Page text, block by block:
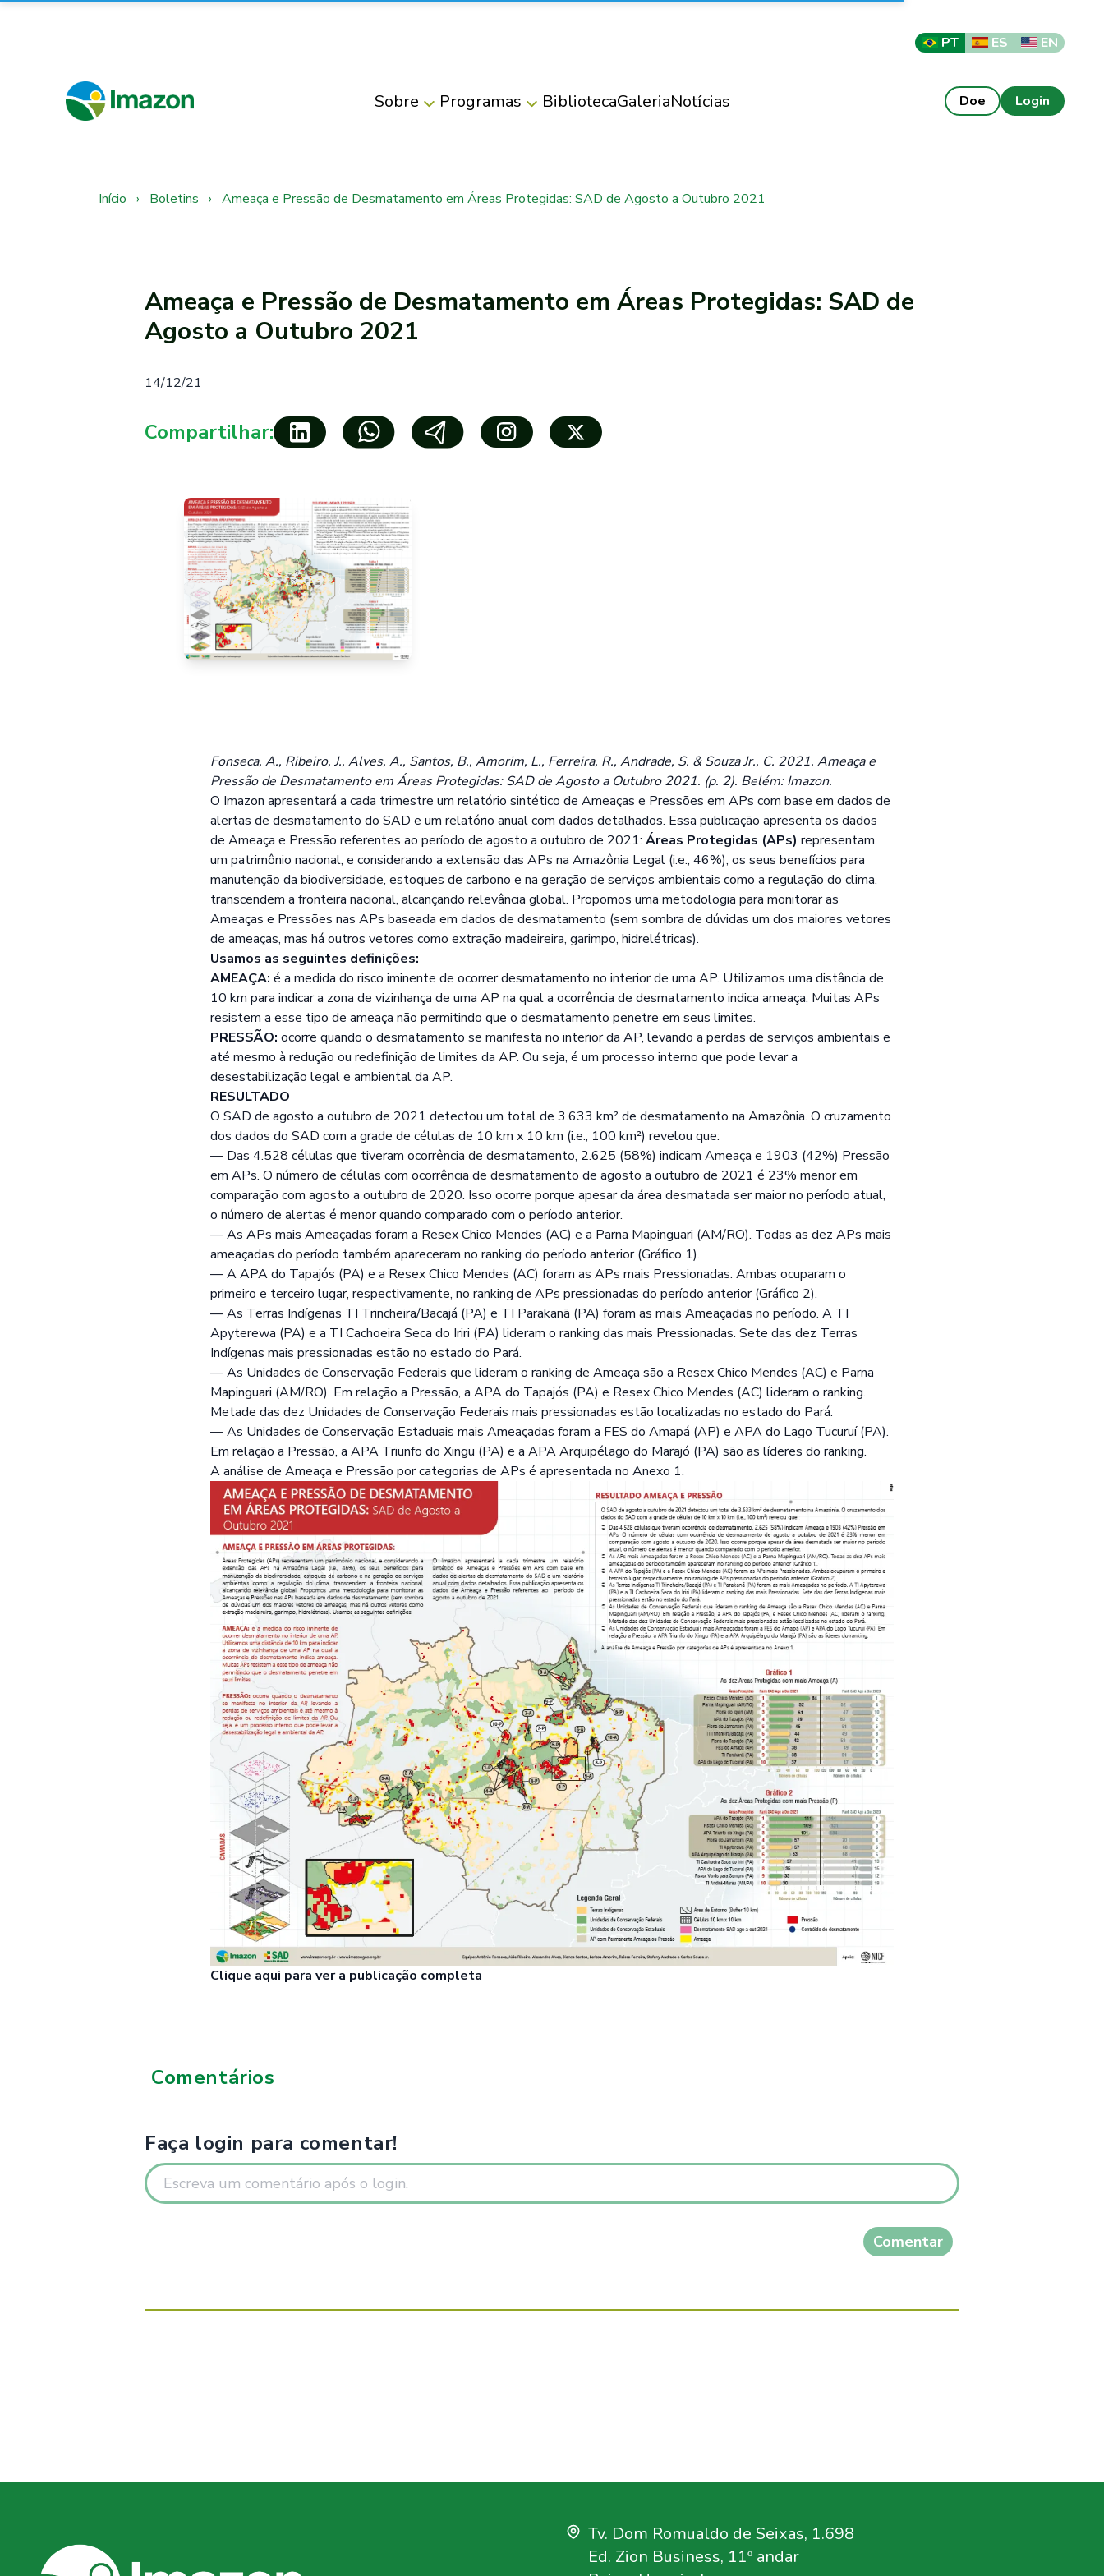
PT ES EN
Sobre Programas BibliotecaGaleriaNotícias Doe Login
Início › Boletins › Ameaça e Pressão de Desmatamento em Áreas Protegidas: SAD de Agosto a Outubro 2021
Ameaça e Pressão de Desmatamento em Áreas Protegidas: SAD de
Agosto a Outubro 2021
14/12/21
Compartilhar:
Fonseca, A., Ribeiro, J., Alves, A., Santos, B., Amorim, L., Ferreira, R., Andrade, S. & Souza Jr., C. 2021. Ameaça e
Pressão de Desmatamento em Áreas Protegidas: SAD de Agosto a Outubro 2021. (p. 2). Belém: Imazon.
O Imazon apresentará a cada trimestre um relatório sintético de Ameaças e Pressões em APs com base em dados de
alertas de desmatamento do SAD e um relatório anual com dados detalhados. Essa publicação apresenta os dados
de Ameaça e Pressão referentes ao período de agosto a outubro de 2021: Áreas Protegidas (APs) representam
um patrimônio nacional, e considerando a extensão das APs na Amazônia Legal (i.e., 46%), os seus benefícios para
manutenção da biodiversidade, estoques de carbono e na geração de serviços ambientais como a regulação do clima,
transcendem a fronteira nacional, alcançando relevância global. Propomos uma metodologia para monitorar as
Ameaças e Pressões nas APs baseada em dados de desmatamento (sem sombra de dúvidas um dos maiores vetores
de ameaças, mas há outros vetores como extração madeireira, garimpo, hidrelétricas).
Usamos as seguintes definições:
AMEAÇA: é a medida do risco iminente de ocorrer desmatamento no interior de uma AP. Utilizamos uma distância de
10 km para indicar a zona de vizinhança de uma AP na qual a ocorrência de desmatamento indica ameaça. Muitas APs
resistem a esse tipo de ameaça não permitindo que o desmatamento penetre em seus limites.
PRESSÃO: ocorre quando o desmatamento se manifesta no interior da AP, levando a perdas de serviços ambientais e
até mesmo à redução ou redefinição de limites da AP. Ou seja, é um processo interno que pode levar a
desestabilização legal e ambiental da AP.
RESULTADO
O SAD de agosto a outubro de 2021 detectou um total de 3.633 km² de desmatamento na Amazônia. O cruzamento
dos dados do SAD com a grade de células de 10 km x 10 km (i.e., 100 km²) revelou que:
— Das 4.528 células que tiveram ocorrência de desmatamento, 2.625 (58%) indicam Ameaça e 1903 (42%) Pressão
em APs. O número de células com ocorrência de desmatamento de agosto a outubro de 2021 é 23% menor em
comparação com agosto a outubro de 2020. Isso ocorre porque apesar da área desmatada ser maior no período atual,
o número de alertas é menor quando comparado com o período anterior.
— As APs mais Ameaçadas foram a Resex Chico Mendes (AC) e a Parna Mapinguari (AM/RO). Todas as dez APs mais
ameaçadas do período também apareceram no ranking do período anterior (Gráfico 1).
— A APA do Tapajós (PA) e a Resex Chico Mendes (AC) foram as APs mais Pressionadas. Ambas ocuparam o
primeiro e terceiro lugar, respectivamente, no ranking de APs pressionadas do período anterior (Gráfico 2).
— As Terras Indígenas TI Trincheira/Bacajá (PA) e TI Parakanã (PA) foram as mais Ameaçadas no período. A TI
Apyterewa (PA) e a TI Cachoeira Seca do Iriri (PA) lideram o ranking das mais Pressionadas. Sete das dez Terras
Indígenas mais pressionadas estão no estado do Pará.
— As Unidades de Conservação Federais que lideram o ranking de Ameaça são a Resex Chico Mendes (AC) e Parna
Mapinguari (AM/RO). Em relação a Pressão, a APA do Tapajós (PA) e Resex Chico Mendes (AC) lideram o ranking.
Metade das dez Unidades de Conservação Federais mais pressionadas estão localizadas no estado do Pará.
— As Unidades de Conservação Estaduais mais Ameaçadas foram a FES do Amapá (AP) e APA do Lago Tucuruí (PA).
Em relação a Pressão, a APA Triunfo do Xingu (PA) e a APA Arquipélago do Marajó (PA) são as líderes do ranking.
A análise de Ameaça e Pressão por categorias de APs é apresentada no Anexo 1.
Clique aqui para ver a publicação completa
Comentários
Faça login para comentar!
Comentar
Tv. Dom Romualdo de Seixas, 1.698
Ed. Zion Business, 11º andar